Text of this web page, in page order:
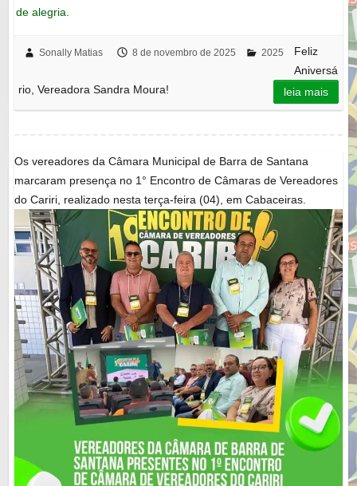
de alegria.
Sonally Matias 8 de novembro de 2025 2025
Feliz
Aniversá
rio, Vereadora Sandra Moura!
leia mais
Os vereadores da Câmara Municipal de Barra de Santana
marcaram presença no 1° Encontro de Câmaras de Vereadores
do Cariri, realizado nesta terça-feira (04), em Cabaceiras.